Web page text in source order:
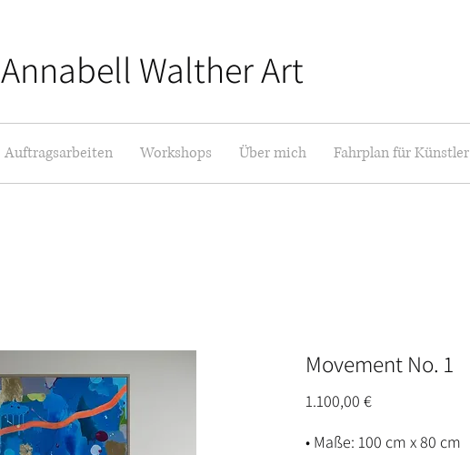
Annabell Walther Art
Auftragsarbeiten Workshops Über mich Fahrplan für Künstler
Movement No. 1
1.100,00 €Preis
• Maße: 100 cm x 80 cm